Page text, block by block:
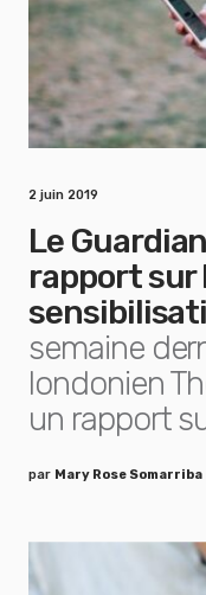
2 juin 2019
Le
rapport sur
semaine
londonien
un rapport
par Mary Rose Somarriba